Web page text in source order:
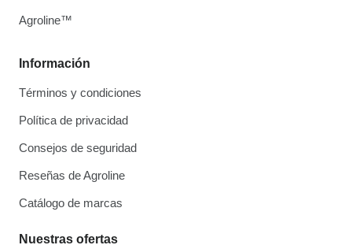
Información
Términos y condiciones
Política de privacidad
Consejos de seguridad
Reseñas de Agroline
Catálogo de marcas
Nuestras ofertas
Agroline™